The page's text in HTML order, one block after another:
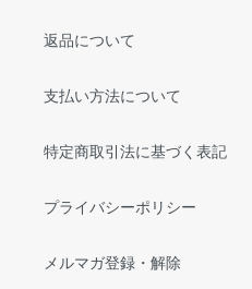
返品について
支払い方法について
特定商取引法に基づく表記
プライバシーポリシー
メルマガ登録・解除